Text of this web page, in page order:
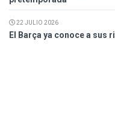
22 JULIO 2026
El Barça ya conoce a sus